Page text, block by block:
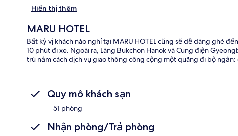
Hiển thị thêm
MARU HOTEL
Bất kỳ vị khách nào nghỉ tại MARU HOTEL cũng sẽ dễ dàng ghé
10 phút đi xe. Ngoài ra, Làng Bukchon Hanok và Cung điện
trú nằm cách dịch vụ giao thông công cộng một quãng đi bộ
Quy mô khách sạn
51 phòng
Nhận phòng/Trả phòng